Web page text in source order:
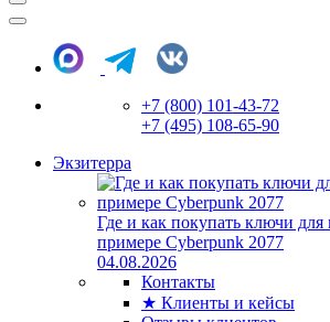
+7 (800) 101-43-72
+7 (495) 108-65-90
Экзитерра
Где и как покупать ключи для
примере Cyberpunk 2077
04.08.2026
Контакты
★ Клиенты и кейсы